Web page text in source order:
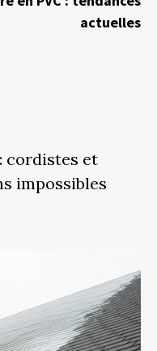
actuelles
cordistes et
impossibles